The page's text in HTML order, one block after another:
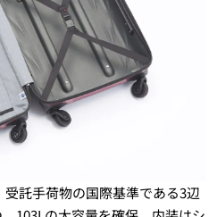
託手荷物の国際基準である3辺